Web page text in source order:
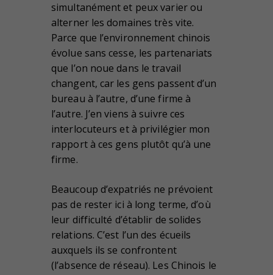
simultanément et peux varier ou
alterner les domaines très vite.
Parce que l’environnement chinois
évolue sans cesse, les partenariats
que l’on noue dans le travail
changent, car les gens passent d’un
bureau à l’autre, d’une firme à
l’autre. J’en viens à suivre ces
interlocuteurs et à privilégier mon
rapport à ces gens plutôt qu’à une
firme.
Beaucoup d’expatriés ne prévoient
pas de rester ici à long terme, d’où
leur difficulté d’établir de solides
relations. C’est l’un des écueils
auxquels ils se confrontent
(l’absence de réseau). Les Chinois le